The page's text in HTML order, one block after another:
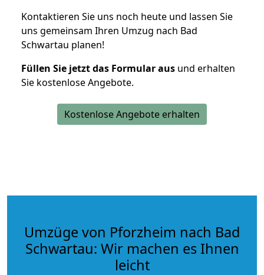
Kontaktieren Sie uns noch heute und lassen Sie
uns gemeinsam Ihren Umzug nach Bad
Schwartau planen!
Füllen Sie jetzt das Formular aus und erhalten
Sie kostenlose Angebote.
Kostenlose Angebote erhalten
Umzüge von Pforzheim nach Bad
Schwartau: Wir machen es Ihnen
leicht